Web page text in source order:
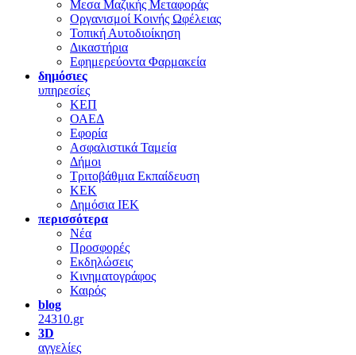
Μεσα Μαζικής Μεταφοράς
Οργανισμοί Κοινής Ωφέλειας
Τοπική Αυτοδιοίκηση
Δικαστήρια
Εφημερεύοντα Φαρμακεία
δημόσιες
υπηρεσίες
ΚΕΠ
ΟΑΕΔ
Εφορία
Ασφαλιστικά Ταμεία
Δήμοι
Τριτοβάθμια Εκπαίδευση
ΚΕΚ
Δημόσια ΙΕΚ
περισσότερα
Νέα
Προσφορές
Εκδηλώσεις
Κινηματογράφος
Καιρός
blog
24310.gr
3D
αγγελίες